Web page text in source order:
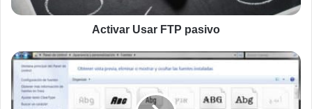
Activar Usar FTP pasivo
Restaurar
fuentes
en
Windows